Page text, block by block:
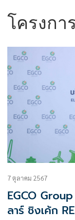
โครงกา
7 ตุลาคม 2567
EGCO
ลาร์ ชิงเค้ก